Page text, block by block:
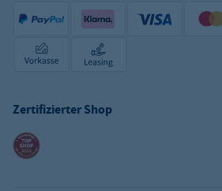
Zertifizierter Shop